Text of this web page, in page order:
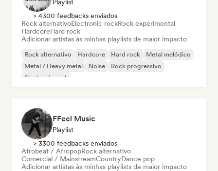
Playlist
> 4300 feedbacks enviados
Rock alternativoElectronic rockRock experimental
HardcoreHard rock
Adicionar artistas às minhas playlists de maior impacto
Rock alternativo Hardcore Hard rock
Metal melódico
Metal / Heavy metal
Noise
Rock progressivo
Electronic rock
FFeel Music
Playlist
> 3300 feedbacks enviados
Afrobeat / AfropopRock alternativo
Comercial / MainstreamCountryDance pop
Adicionar artistas às minhas playlists de maior impacto